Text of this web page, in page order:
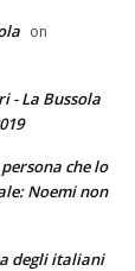
on
- La Bussola
che lo
Noemi non
degli italiani